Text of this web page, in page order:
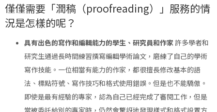
僅僅需要「潤稿（proofreading）」服務的情
況是怎樣的呢？
具有出色的寫作和編輯能力的學生、研究員和作家 許多學者和
研究生通過長時間練習撰寫編輯學術論文，磨練了自己的學術
寫作技能。一位相當有能力的作家，都很擅長修改基本的語
法、標點符號、寫作技巧和格式使用錯誤。但是也不能驕傲。
即使是最有經驗的專家，認為自己已經完成了審閱工作，但是
當被委託給別的專家時，仍然會驚訝地發現樣式和格式設置方